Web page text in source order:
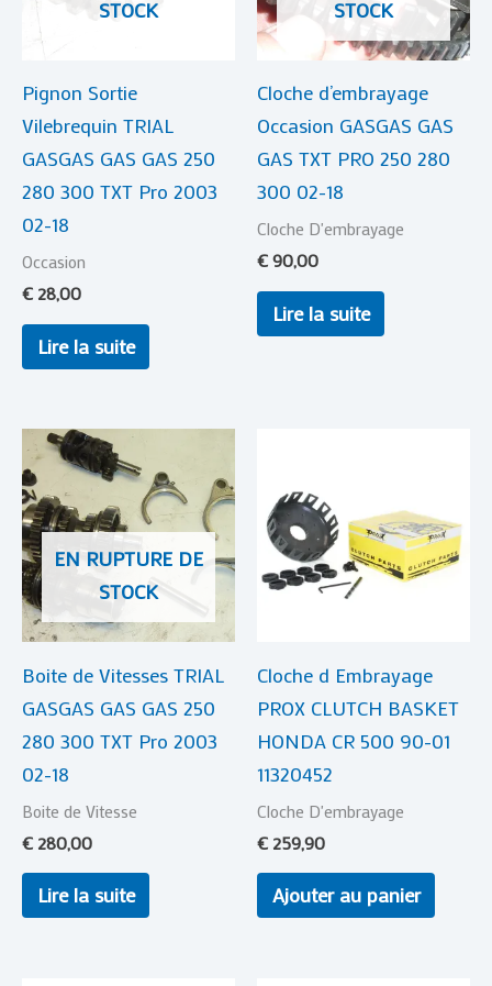
STOCK
Pignon Sortie
Vilebrequin TRIAL
GASGAS GAS GAS 250
280 300 TXT Pro 2003
02-18
Occasion
€ 28,00
Lire la suite
STOCK
Cloche d’embrayage
Occasion GASGAS GAS
GAS TXT PRO 250 280
300 02-18
Cloche D'embrayage
€90,00
Lire la suite
EN RUPTURE DE
STOCK
Boite de Vitesses TRIAL
GASGAS GAS GAS 250
280 300 TXT Pro 2003
02-18
Boite de Vitesse
€ 280,00
Lire la suite
Cloche d Embrayage
PROX CLUTCH BASKET
HONDA CR 500 90-01
11320452
Cloche D'embrayage
€ 259,90
Ajouter au panier